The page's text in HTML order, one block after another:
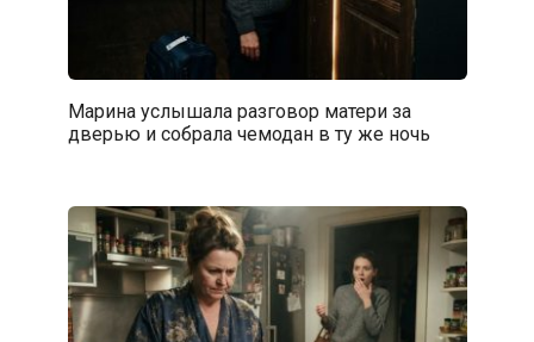
Марина услышала разговор матери за
дверью и собрала чемодан в ту же ночь